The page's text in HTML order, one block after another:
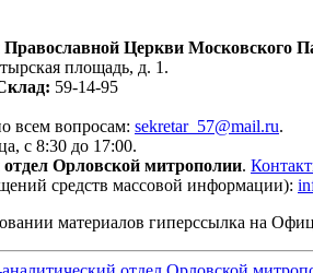
Церкви Московского
площадь, д. 1.
59-14-95
всем вопросам: sekretar_57@mail.ru.
с 8:30 до 17:00.
Орловской митрополии.
средств массовой информации):
материалов гиперссылка на